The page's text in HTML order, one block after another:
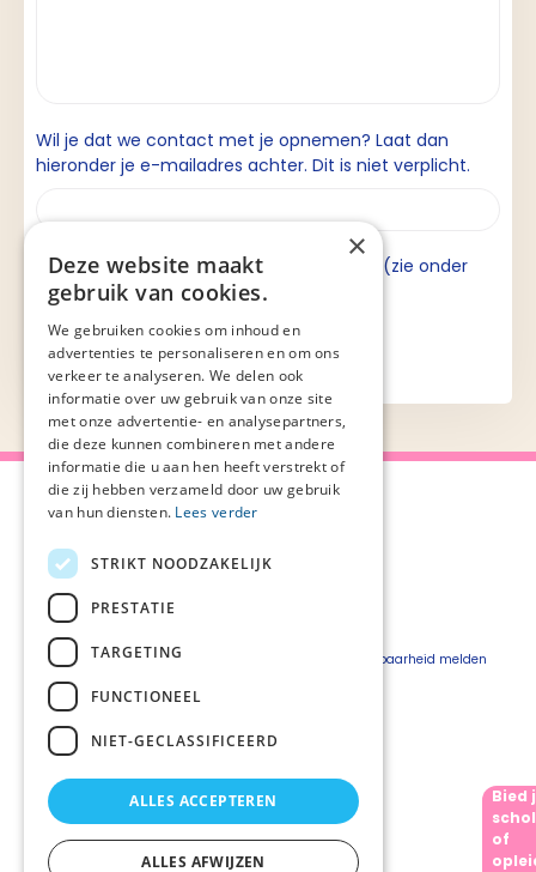
Wil je dat we contact met je opnemen? Laat dan
hieronder je e-mailadres achter. Dit is niet verplicht.
Ik ga akkoord met de privacyverklaring (zie onder
aan de pagina).
Over Palliaweb
Over PZNL
Pers
Vacatures
Webshop
Privacyverklaring
Beveiligingskwetsbaarheid melden
Bied
of
×
Deze website maakt
gebruik van cookies.
We gebruiken cookies om inhoud en
advertenties te personaliseren en om ons
verkeer te analyseren. We delen ook
informatie over uw gebruik van onze site
met onze advertentie- en analysepartners,
die deze kunnen combineren met andere
informatie die u aan hen heeft verstrekt of
die zij hebben verzameld door uw gebruik
van hun diensten. Lees verder
STRIKT NOODZAKELIJK
PRESTATIE
TARGETING
FUNCTIONEEL
NIET-GECLASSIFICEERD
ALLES ACCEPTEREN
ALLES AFWIJZEN